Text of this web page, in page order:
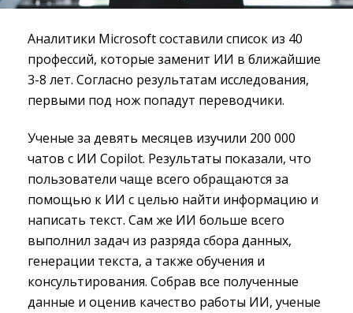
Аналитики Microsoft составили список из 40
профессий, которые заменит ИИ в ближайшие
3-8 лет. Согласно результатам исследования,
первыми под нож попадут переводчики.
Ученые за девять месяцев изучили 200 000
чатов с ИИ Copilot. Результаты показали, что
пользователи чаще всего обращаются за
помощью к ИИ с целью найти информацию и
написать текст. Сам же ИИ больше всего
выполнил задач из разряда сбора данных,
генерации текста, а также обучения и
консультирования. Собрав все полученные
данные и оценив качество работы ИИ, ученые